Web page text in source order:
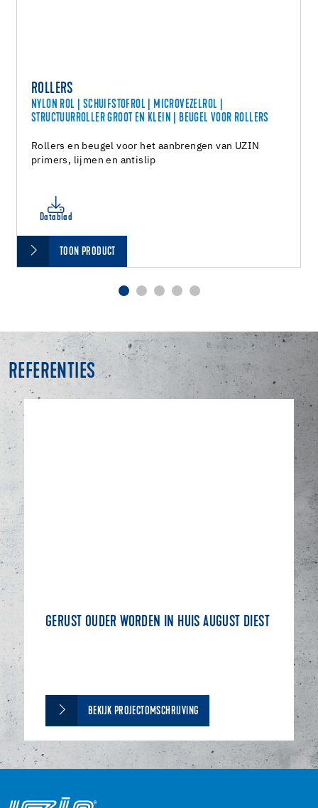
ROLLERS
NYLON ROL | SCHUIFSTOFROL | MICROVEZELROL |
STRUCTUURROLLER GROOT EN KLEIN | BEUGEL VOOR ROLLERS
Rollers en beugel voor het aanbrengen van UZIN
primers, lijmen en antislip
Datablad
TOON PRODUCT
REFERENTIES
GERUST OUDER WORDEN IN HUIS AUGUST DIEST
BEKIJK PROJECTOMSCHRIJVING